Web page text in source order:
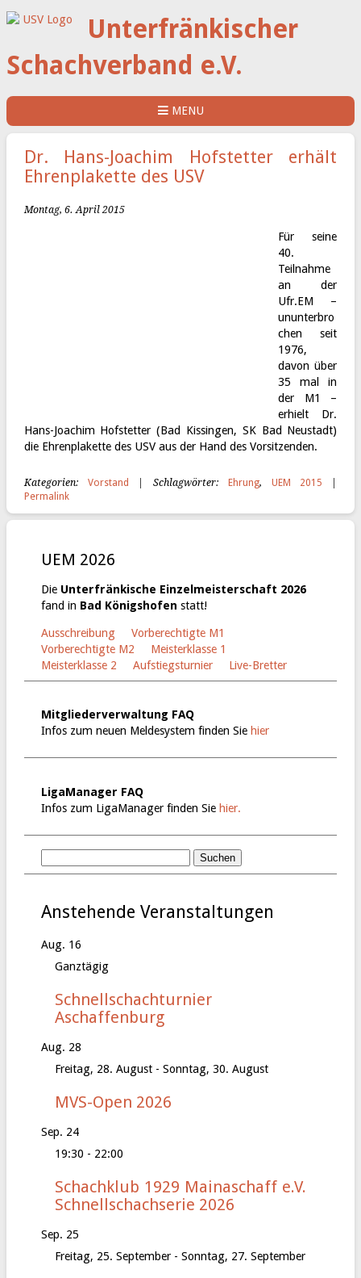
Unterfränkischer
Schachverband e.V.
MENU
Dr. Hans-Joachim Hofstetter erhält
Ehrenplakette des USV
Montag, 6. April 2015
Für seine
40.
Teilnahme
an der
Ufr.EM –
ununterbro
chen seit
1976,
davon über
35 mal in
der M1 –
erhielt Dr.
Hans-Joachim Hofstetter (Bad Kissingen, SK Bad Neustadt)
die Ehrenplakette des USV aus der Hand des Vorsitzenden.
Kategorien: Vorstand | Schlagwörter:Ehrung, UEM 2015
Permalink
UEM 2026
Die Unterfränkische Einzelmeisterschaft 2026
fand in Bad Königshofen statt!
Ausschreibung
Vorberechtigte M1
Vorberechtigte M2
Meisterklasse 1
Meisterklasse 2
Aufstiegsturnier Live-Bretter
Mitgliederverwaltung FAQ
Infos zum neuen Meldesystem finden Sie hier
LigaManager FAQ
Infos zum LigaManager finden Sie hier.
Anstehende Veranstaltungen
Aug. 16
Ganztägig
Schnellschachturnier
Aschaffenburg
Aug. 28
Freitag, 28. August -Sonntag, 30. August
MVS-Open 2026
Sep. 24
19:30 - 22:00
Schachklub 1929 Mainaschaff e.V.
Schnellschachserie 2026
Sep. 25
Freitag, 25. September -Sonntag, 27. September